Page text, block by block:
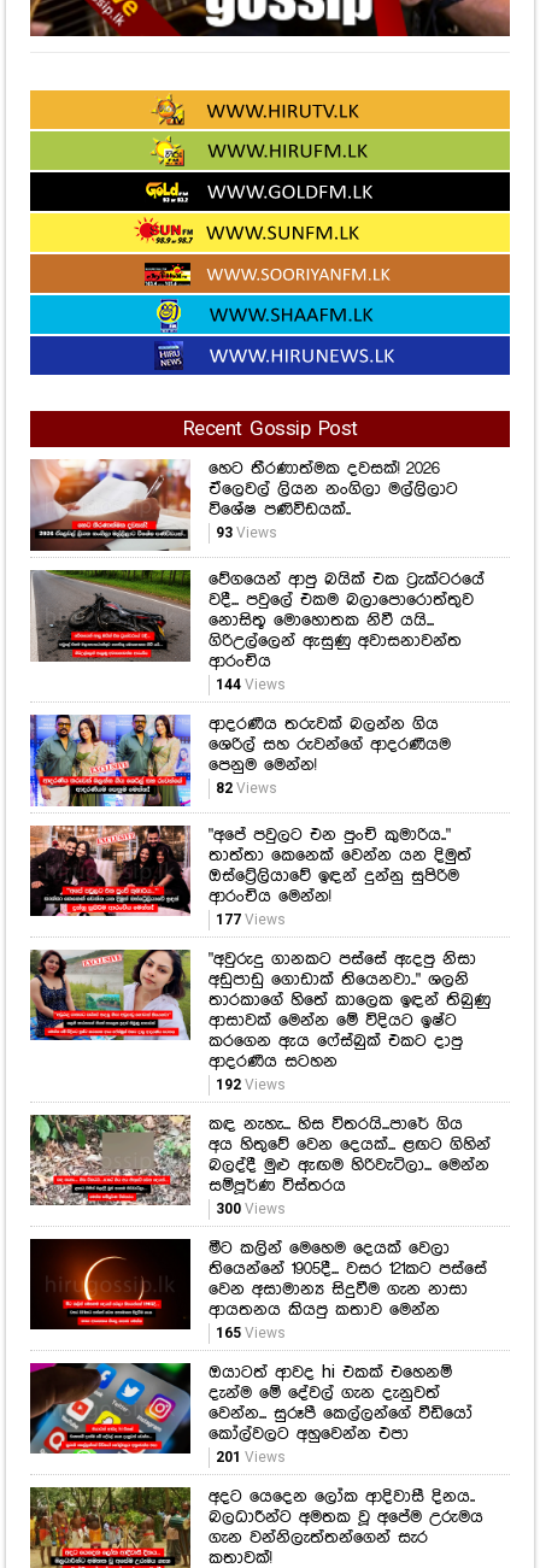
Recent Gossip Post
හෙට තීරණාත්මක දවසක්! 2026
ඒලෙවල් ලියන නංගිලා මල්ලිලාට
විශේෂ පණිවිඩයක්..
93Views
වේගයෙන් ආපු බයික් එක ට්‍රැක්ටරයේ
වදී... පවුලේ එකම බලාපොරොත්තුව
නොසිතූ මොහොතක නිවී යයි...
ගිරිඋල්ලෙන් ඇසුණු අවාසනාවන්ත
ආරංචිය
144Views
ආදරණීය තරුවක් බලන්න ගිය
ශෙරිල් සහ රුවන්ගේ ආදරණීයම
පෙනුම මෙන්න!
82Views
"අපේ පවුලට එන පුංචි කුමාරිය.."
තාත්තා කෙනෙක් වෙන්න යන දිමුත්
ඔස්ට්‍රේලියාවේ ඉඳන් දුන්නු සුපිරිම
ආරංචිය මෙන්න!
177Views
"අවුරුදු ගානකට පස්සේ ඇදපු නිසා
අඩුපාඩු ගොඩාක් තියෙනවා.." ශලනි
තාරකාගේ හිතේ කාලෙක ඉඳන් තිබුණු
ආසාවක් මෙන්න මේ විදියට ඉෂ්ට
කරගෙන ඇය ෆේස්බුක් එකට දාපු
ආදරණීය සටහන
192Views
කඳ නැහැ... හිස විතරයි...පාරේ ගිය
අය හිතුවේ වෙන දෙයක්... ළඟට ගිහින්
බලද්දී මුළු ඇඟම හිරිවැටිලා... මෙන්න
සම්පූර්ණ විස්තරය
300Views
මීට කලින් මෙහෙම දෙයක් වෙලා
තියෙන්නේ 1905දී... වසර 121කට පස්සේ
වෙන අසාමාන්‍ය සිදුවීම ගැන නාසා
ආයතනය කියපු කතාව මෙන්න
165Views
ඔයාටත් ආවද hi එකක් එහෙනම්
දැන්ම මේ දේවල් ගැන දැනුවත්
වෙන්න... සුරූපී කෙල්ලන්ගේ වීඩියෝ
කෝල්වලට අහුවෙන්න එපා
201 Views
අදට යෙදෙන ලෝක ආදිවාසී දිනය..
බලධාරීන්ට අමතක වූ අපේම උරුමය
ගැන වන්නිලැත්තන්ගෙන් සැර
කතාවක්!